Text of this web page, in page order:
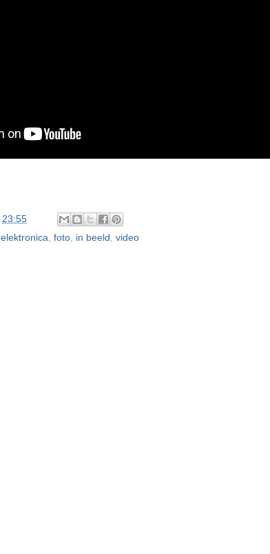
23:55
elektronica, foto, in beeld , video